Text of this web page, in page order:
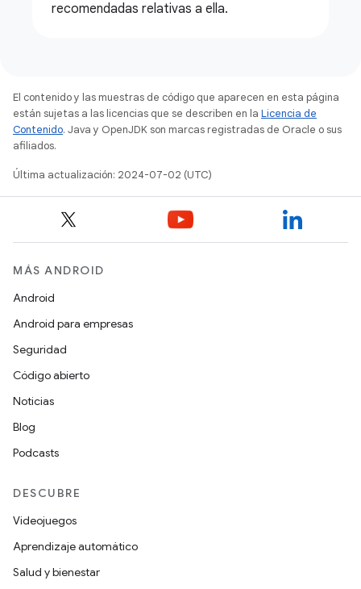
recomendadas relativas a ella.
El contenido y las muestras de código que aparecen en esta página
están sujetas a las licencias que se describen en la Licencia de
Contenido. Java y OpenJDK son marcas registradas de Oracle o sus
afiliados.
Última actualización: 2024-07-02 (UTC)
MÁS ANDROID
Android
Android para empresas
Seguridad
Código abierto
Noticias
Blog
Podcasts
DESCUBRE
Videojuegos
Aprendizaje automático
Salud y bienestar